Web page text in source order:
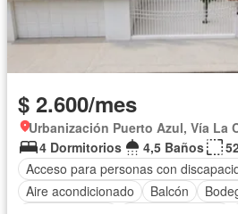
$ 2.600/mes
Urbanización Puerto Azul, Vía La
4 Dormitorios
4,5 Baños
Acceso para personas con
Aire acondicionado
Balcón